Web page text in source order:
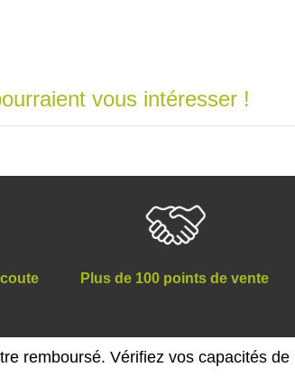
vous intéresser !
Plus de 100 points de vente
remboursé. Vérifiez vos capacités